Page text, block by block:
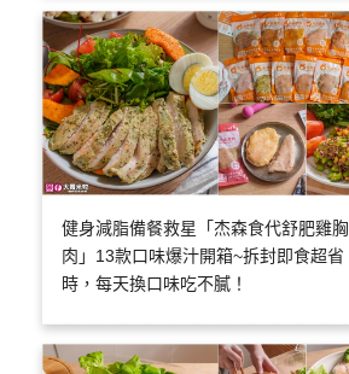
健身減脂備餐救星「杰森食代舒肥雞胸
肉」13款口味爆汁開箱~拆封即食超省
時，每天換口味吃不膩！